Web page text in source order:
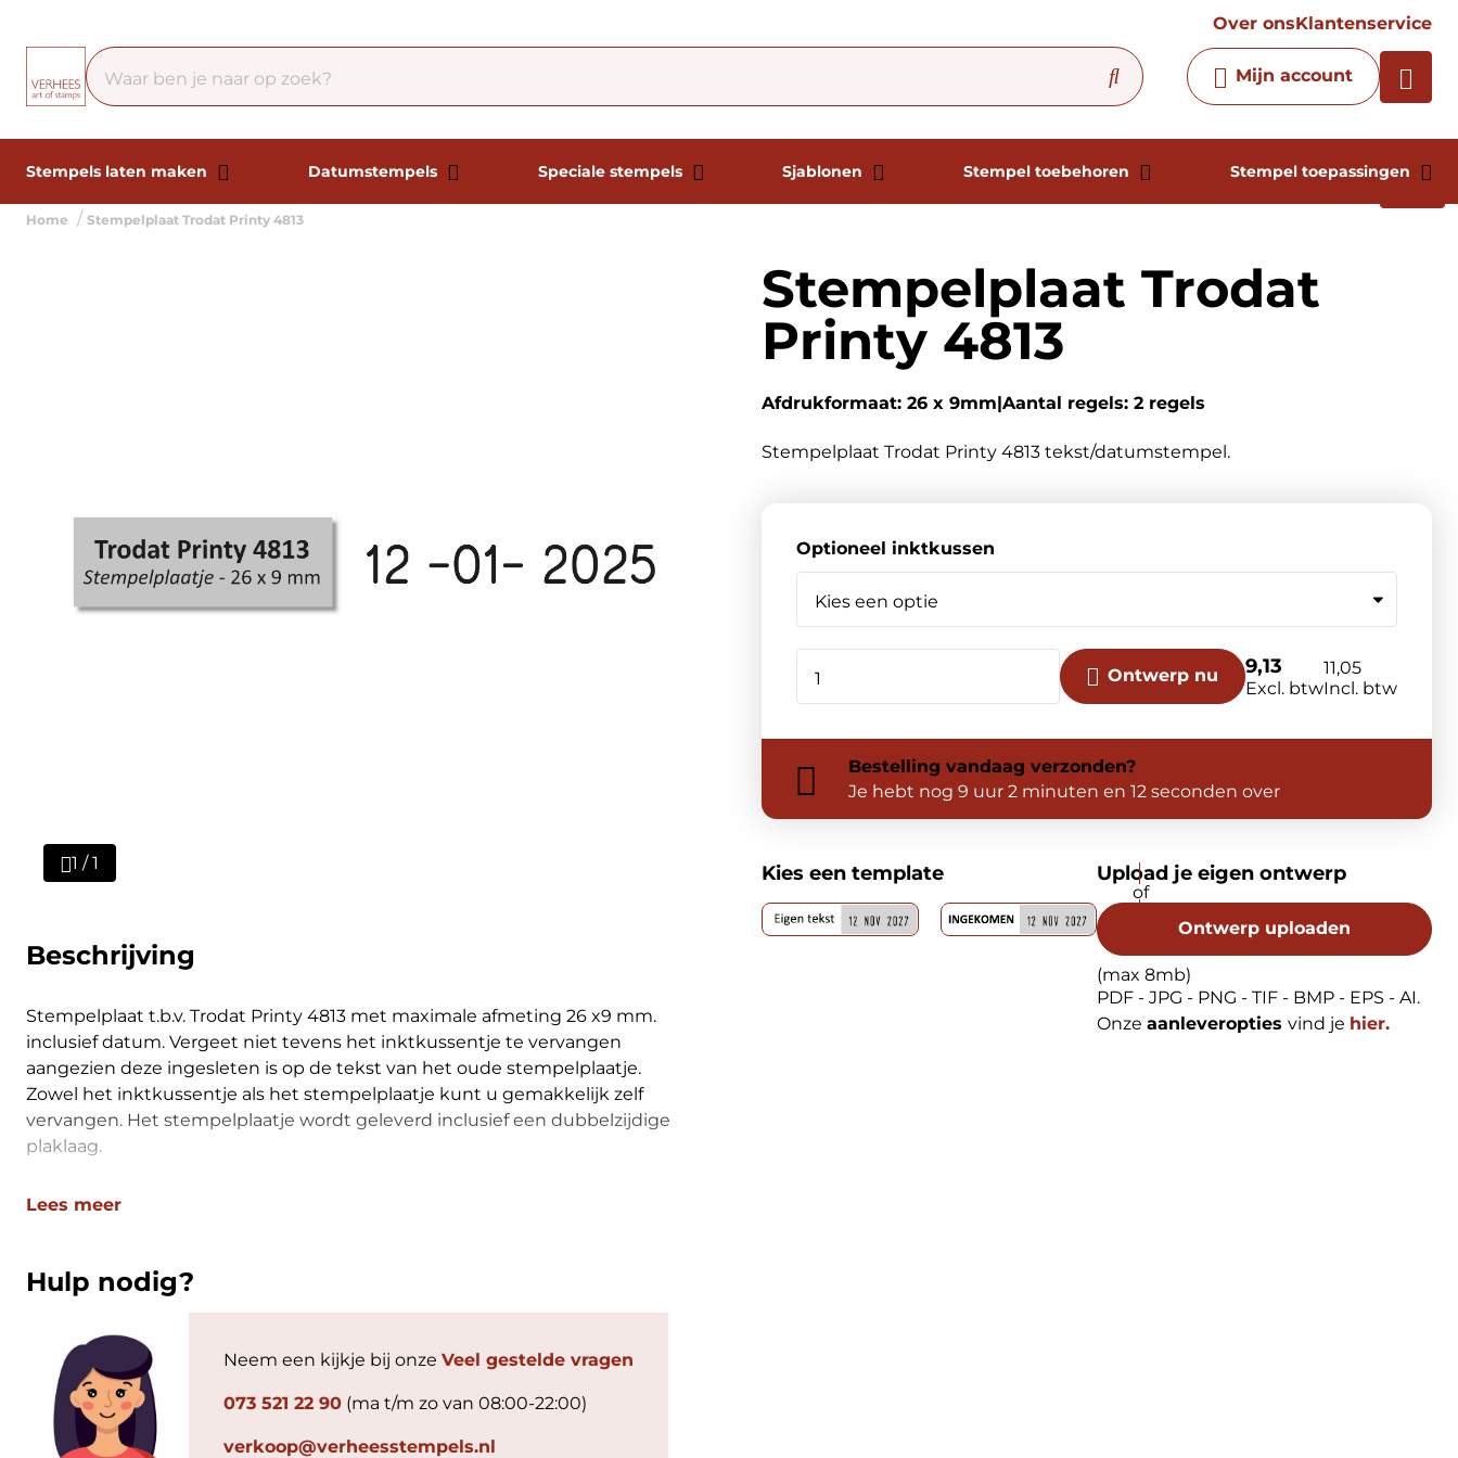
Over onsKlantenservice
Mijn account
Stempels laten maken Datumstempels Speciale stempels Sjablonen Stempel toebehoren Stempel toepassingen
Chatbot
Chat 24/7 met onze chatbot
voor hulp
Contact
Home Stempelplaat Trodat Printy 4813
1 / 1
Beschrijving
Stempelplaat t.b.v. Trodat Printy 4813 met maximale afmeting 26 x9 mm.
inclusief datum. Vergeet niet tevens het inktkussentje te vervangen
aangezien deze ingesleten is op de tekst van het oude stempelplaatje.
Zowel het inktkussentje als het stempelplaatje kunt u gemakkelijk zelf
vervangen. Het stempelplaatje wordt geleverd inclusief een dubbelzijdige
plaklaag.
Lees meer
Hulp nodig?
Neem een kijkje bij onze Veel gestelde vragen
073 521 22 90 (ma t/m zo van 08:00-22:00)
verkoop@verheesstempels.nl
Stempelplaat Trodat
Printy 4813
Afdrukformaat: 26 x 9mm Aantal regels: 2 regels
Stempelplaat Trodat Printy 4813 tekst/datumstempel.
Optioneel inktkussen
Ontwerp nu 9,13
Excl. btw
11,05
Incl. btw
Bestelling vandaag verzonden?
Je hebt nog 9 uur 2 minuten en 12 seconden over
Kies een template Upload je eigen ontwerp
Ontwerp uploaden
(max 8mb)
PDF - JPG - PNG - TIF - BMP - EPS - AI.
Onze aanleveropties vind je hier.